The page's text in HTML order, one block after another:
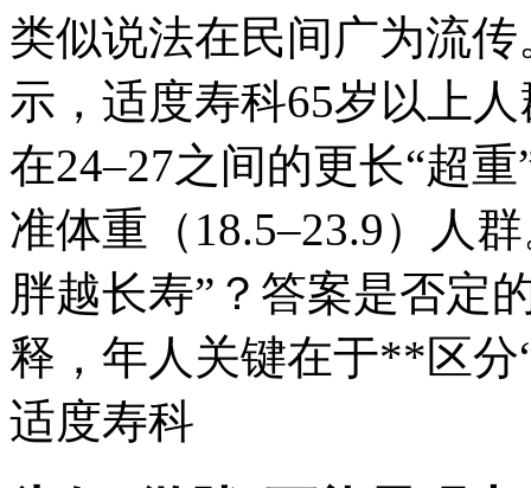
类似说法在民间广为流
示，适度寿科65岁以上
在24–27之间的更长“超
准体重（18.5–23.9）人
胖越长寿”？答案是否定
释，年人关键在于**区分
适度寿科